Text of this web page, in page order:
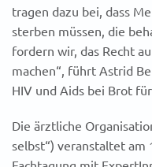
tragen dazu bei, dass
sterben müssen, die
fordern wir, das Recht
machen“, führt Astrid
HIV und Aids bei Brot
Die ärztliche
selbst“) veranstaltet am